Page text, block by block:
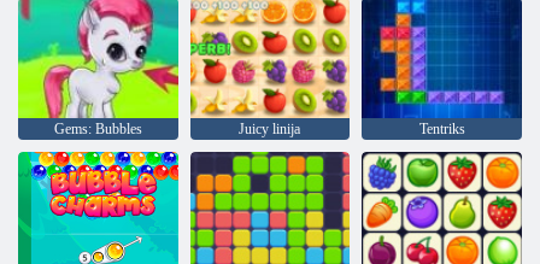
Gems: Bubbles Juicy linija Tentriks